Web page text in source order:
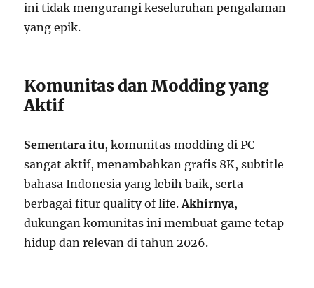
ini tidak mengurangi keseluruhan pengalaman
yang epik.
Komunitas dan Modding yang
Aktif
Sementara itu, komunitas modding di PC
sangat aktif, menambahkan grafis 8K, subtitle
bahasa Indonesia yang lebih baik, serta
berbagai fitur quality of life.Akhirnya,
dukungan komunitas ini membuat game tetap
hidup dan relevan di tahun 2026.